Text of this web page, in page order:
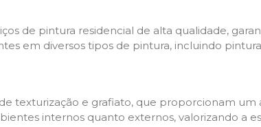
de pintura residencial de alta qualidade,
em diversos tipos de pintura, incluindo
texturização e grafiato, que proporcionam
internos quanto externos, valorizando a